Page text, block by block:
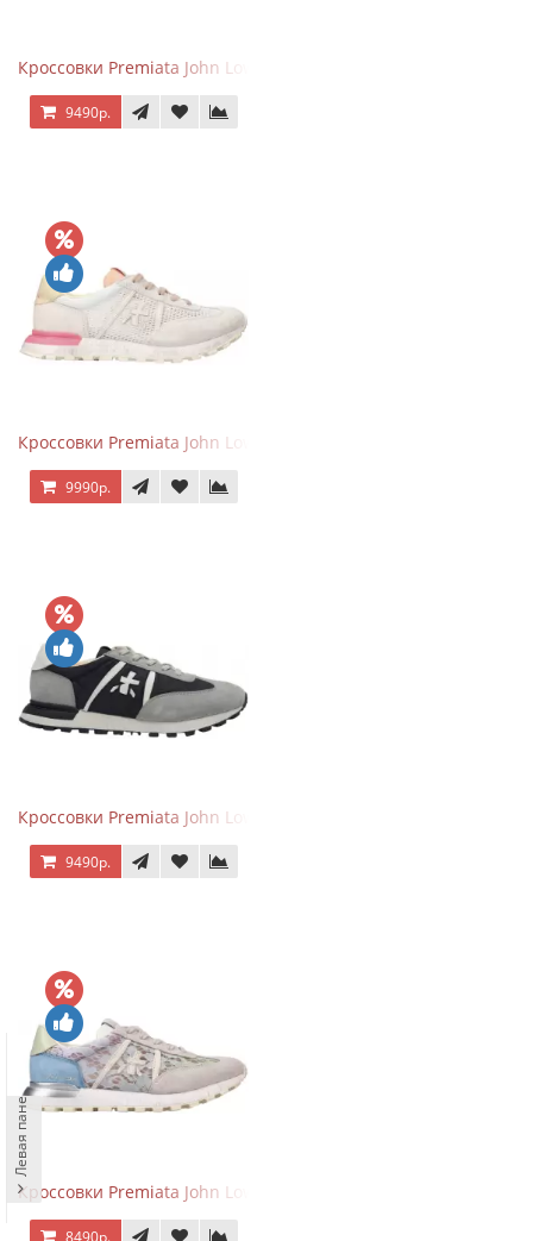
Кроссовки Premiata John Low Gray Brown Purple
9490р.
Кроссовки Premiata John Low Gray Pink
9990р.
Кроссовки Premiata John Low Grey Black
9490р.
Кроссовки Premiata John Low Lace Blue Beige
8490р.
Левая панель